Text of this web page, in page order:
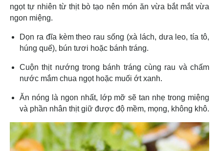
ngọt tự nhiên từ thịt bò tạo nên món ăn vừa bắt mắt vừa
ngon miệng.
Dọn ra đĩa kèm theo rau sống (xà lách, dưa leo, tía tô,
húng quế), bún tươi hoặc bánh tráng.
Cuộn thịt nướng trong bánh tráng cùng rau và chấm
nước mắm chua ngọt hoặc muối ớt xanh.
Ăn nóng là ngon nhất, lớp mỡ sẽ tan nhẹ trong miệng
và phần nhân thịt giữ được độ mềm, mọng, không khô.